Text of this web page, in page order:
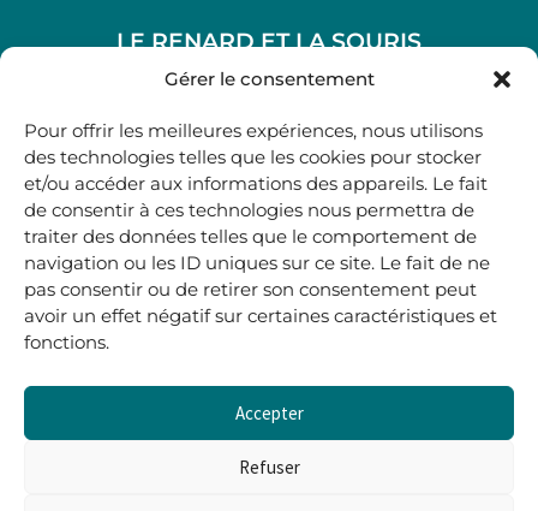
Gérer le consentement
Pour offrir les meilleures expériences, nous utilisons
des technologies telles que les cookies pour stocker
et/ou accéder aux informations des appareils. Le fait
de consentir à ces technologies nous permettra de
traiter des données telles que le comportement de
navigation ou les ID uniques sur ce site. Le fait de ne
pas consentir ou de retirer son consentement peut
avoir un effet négatif sur certaines caractéristiques et
fonctions.
Accepter
Refuser
LE RENARD ET LA SOURIS
48, rue Maubec 33210 LANGON
05 40 41 37 18
.
MARDI AU SAMEDI
10H00-12H45 | 14H00 -19H00
boutique@lerenardetlasouris.com